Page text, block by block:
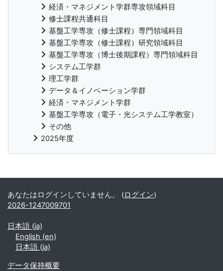
経済・マネジメント学群専攻領域科目
修士課程共通科目
基盤工学専攻（修士課程）専門領域科目
基盤工学専攻（修士課程）研究領域科目
基盤工学専攻（博士後期課程）専門領域科目
システム工学群
理工学群
データ＆イノベーション学群
経済・マネジメント学群
基盤工学専攻（電子・光システム工学教室）
その他
2025年度
補助ブロック
あなたはログインしていません。 (ログイン)
2026-1247009701
日本語 ‎(ja)‎
English ‎(en)‎
日本語 ‎(ja)‎
データ保持概要